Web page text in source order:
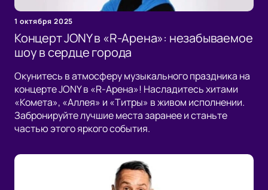
1 октября 2025
Концерт JONY в «R-Арена»: незабываемое
шоу в сердце города
Окунитесь в атмосферу музыкального праздника на
концерте JONY в «R-Арена»! Насладитесь хитами
«Комета», «Аллея» и «Титры» в живом исполнении.
Забронируйте лучшие места заранее и станьте
частью этого яркого события.